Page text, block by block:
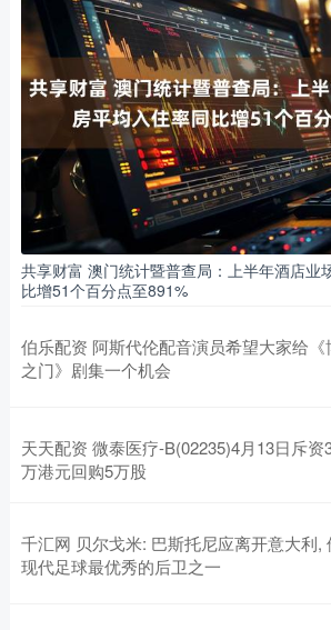
共享财富 澳门统计暨普查局：上半年酒店业
比增51个百分点至891%
伯乐配资 阿斯代伦配音演员希望大家给《
之门》剧集一个机会
天天配资 微泰医疗-B(02235)4月13日斥资
万港元回购5万股
千汇网 贝尔戈米: 巴斯托尼应离开意大利,
现代足球最优秀的后卫之一